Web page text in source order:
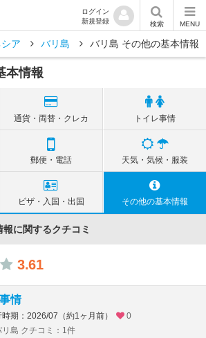
ログイン
新規登録
検索 MENU
ア バリ島 バリ島 その他の基本情報
本情報
通貨・両替・クレカ トイレ事情
郵便・電話 天気・気候・服装
ビザ・入国・出国 その他の基本情報
に関するクチコミ
3.61
情
期：2026/07（約1ヶ月前）
0
リ島 クチコミ：1件